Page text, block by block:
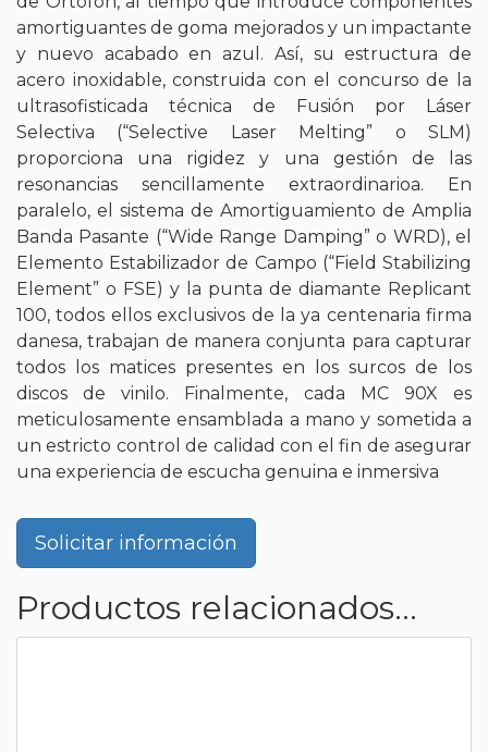
amortiguantes de goma mejorados y un impactante
y nuevo acabado en azul. Así, su estructura de
acero inoxidable, construida con el concurso de la
ultrasofisticada técnica de Fusión por Láser
Selectiva (“Selective Laser Melting” o SLM)
proporciona una rigidez y una gestión de las
resonancias sencillamente extraordinarioa. En
paralelo, el sistema de Amortiguamiento de Amplia
Banda Pasante (“Wide Range Damping” o WRD), el
Elemento Estabilizador de Campo (“Field Stabilizing
Element” o FSE) y la punta de diamante Replicant
100, todos ellos exclusivos de la ya centenaria firma
danesa, trabajan de manera conjunta para capturar
todos los matices presentes en los surcos de los
discos de vinilo. Finalmente, cada MC 90X es
meticulosamente ensamblada a mano y sometida a
un estricto control de calidad con el fin de asegurar
una experiencia de escucha genuina e inmersiva
Solicitar información
Productos relacionados...